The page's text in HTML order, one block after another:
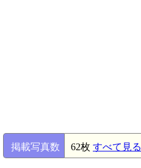
掲載写真数 62枚 すべて見る